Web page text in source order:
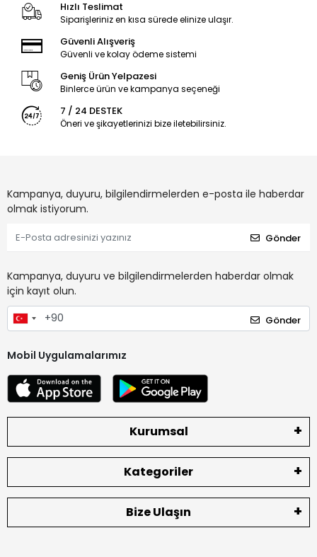
Hızlı Teslimat
Siparişleriniz en kısa sürede elinize ulaşır.
Güvenli Alışveriş
Güvenli ve kolay ödeme sistemi
Geniş Ürün Yelpazesi
Binlerce ürün ve kampanya seçeneği
7 / 24 DESTEK
Öneri ve şikayetlerinizi bize iletebilirsiniz.
Kampanya, duyuru, bilgilendirmelerden e-posta ile haberdar
olmak istiyorum.
Gönder
Kampanya, duyuru ve bilgilendirmelerden haberdar olmak
için kayıt olun.
Gönder
Mobil Uygulamalarımız
Kurumsal
Kategoriler
Bize Ulaşın